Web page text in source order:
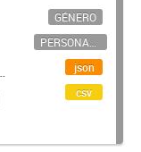
GÉNERO
PERSONAL CIENTÍFICO-TECNOLÓGICO
json
csv